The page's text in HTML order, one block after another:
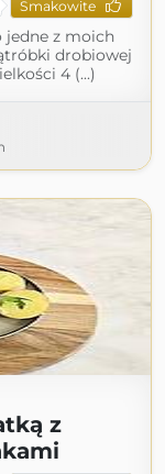
Smakowite
jedne z moich
drobiowej
4 (...)
z